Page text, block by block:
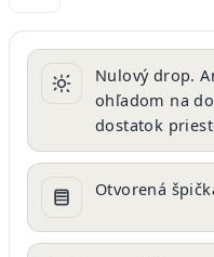
Nulový drop.
ohľadom na
dostatok
Otvorená